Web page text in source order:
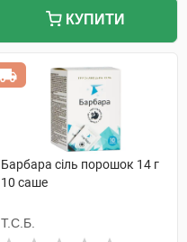
КУПИТИ
Барбара сіль порошок 14 г
10 саше
Т.С.Б.